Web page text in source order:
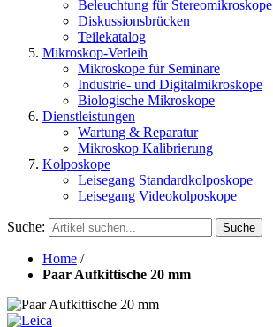
Beleuchtung für Stereomikroskope
Diskussionsbrücken
Teilekatalog
Mikroskop-Verleih
Mikroskope für Seminare
Industrie- und Digitalmikroskope
Biologische Mikroskope
Dienstleistungen
Wartung & Reparatur
Mikroskop Kalibrierung
Kolposkope
Leisegang Standardkolposkope
Leisegang Videokolposkope
Suche: Suche
Home /
Paar Aufkittische 20 mm